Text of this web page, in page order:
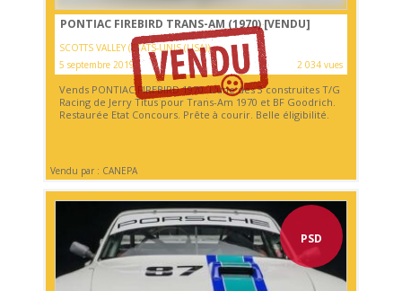
PONTIAC FIREBIRD TRANS-AM (1970)[VENDU]
SCOTTS VALLEY (ETATS-UNIS (USA))
5 septembre 2019
2 034 vues
Vends PONTIAC FIREBIRD 1970. L'une des 3 construites T/G
Racing de Jerry Titus pour Trans-Am 1970 et BF Goodrich.
Restaurée Etat Concours. Prête à courir. Belle éligibilité.
Vendu par : CANEPA
PSD